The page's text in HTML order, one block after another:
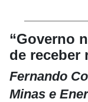
“Governo
de receber
Fernando
Minas e